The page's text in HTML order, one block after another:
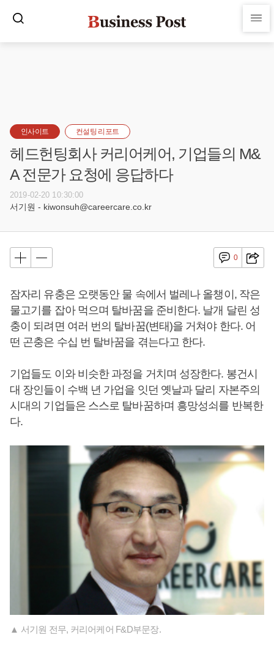
인사이트 컨설팅 리포트
헤드헌팅회사 커리어케어, 기업들의 M&
A 전문가 요청에 응답하다
2019-02-20 10:30:00
서기원 - kiwonsuh@careercare.co.kr
0
잠자리 유충은 오랫동안 물 속에서 벌레나 올챙이, 작은
물고기를 잡아 먹으며 탈바꿈을 준비한다. 날개 달린 성
충이 되려면 여러 번의 탈바꿈(변태)을 거쳐야 한다. 어
떤 곤충은 수십 번 탈바꿈을 겪는다고 한다.
기업들도 이와 비슷한 과정을 거치며 성장한다. 봉건시
대 장인들이 수백 년 가업을 잇던 옛날과 달리 자본주의
시대의 기업들은 스스로 탈바꿈하며 흥망성쇠를 반복한
다.
▲ 서기원 전무, 커리어케어 F&D부문장.